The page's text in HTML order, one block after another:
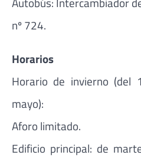
nº 724.
Horarios
Horario de invierno
mayo):
Aforo limitado.
Edificio principal: de